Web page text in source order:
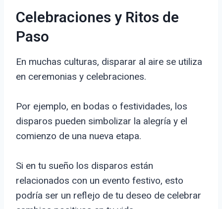
Celebraciones y Ritos de
Paso
En muchas culturas, disparar al aire se utiliza
en ceremonias y celebraciones.
Por ejemplo, en bodas o festividades, los
disparos pueden simbolizar la alegría y el
comienzo de una nueva etapa.
Si en tu sueño los disparos están
relacionados con un evento festivo, esto
podría ser un reflejo de tu deseo de celebrar